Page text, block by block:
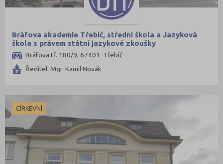
Bráfova akademie Třebíč, střední škola a Jazyková
škola s právem státní jazykové zkoušky
Bráfova tř. 180/9, 67401 Třebíč
Ředitel: Mgr. Kamil Novák
CÍRKEVNÍ